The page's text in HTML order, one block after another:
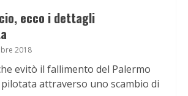
ecco i dettagli
2018
evitò il fallimento del Palermo
pilotata attraverso uno scambio di